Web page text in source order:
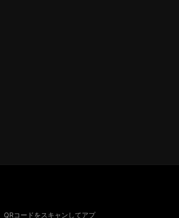
QRコードをスキャンしてアプ